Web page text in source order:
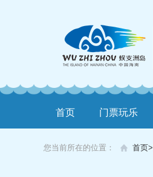
首页 门票玩乐
您当前所在的位置： 首页>